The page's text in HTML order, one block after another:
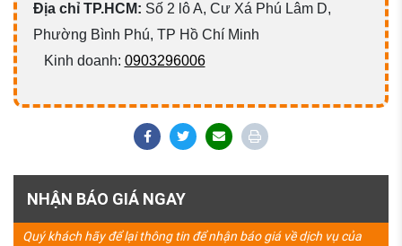
Địa chỉ TP.HCM: Số 2 lô A, Cư Xá Phú Lâm D,
Phường Bình Phú, TP Hồ Chí Minh
Kinh doanh: 0903296006
NHẬN BÁO GIÁ NGAY
Quý khách hãy để lại thông tin để nhận báo giá về dịch vụ của